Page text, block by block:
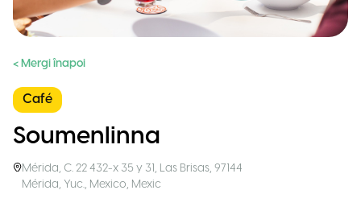
< Mergi înapoi
Café
Soumenlinna
Mérida, C. 22 432-x 35 y 31, Las Brisas, 97144
Mérida, Yuc., Mexico, Mexic